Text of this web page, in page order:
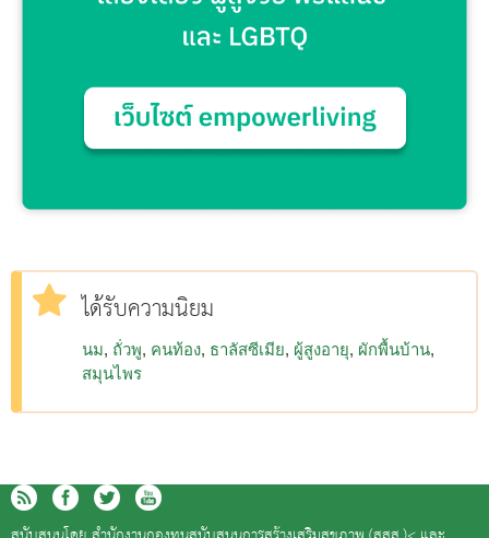
ได้รับความนิยม
นม ถั่วพู คนท้อง ธาลัสซีเมีย ผู้สูงอายุ ผักพื้นบ้าน
สมุนไพร